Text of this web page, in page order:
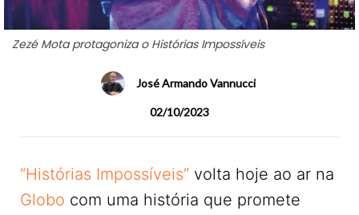
Zezé Mota protagoniza o Histórias Impossíveis
José Armando Vannucci
02/10/2023
“Histórias Impossíveis” volta hoje ao ar na
Globo com uma história que promete